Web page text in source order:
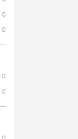
0
0
0
0
0